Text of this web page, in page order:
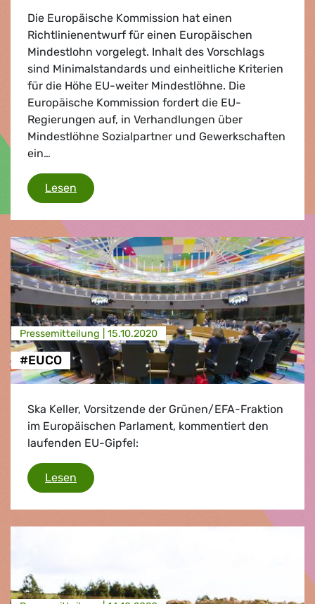
Die Europäische Kommission hat einen
Richtlinienentwurf für einen Europäischen
Mindestlohn vorgelegt. Inhalt des Vorschlags
sind Minimalstandards und einheitliche Kriterien
für die Höhe EU-weiter Mindestlöhne. Die
Europäische Kommission fordert die EU-
Regierungen auf, in Verhandlungen über
Mindestlöhne Sozialpartner und Gewerkschaften
ein…
Lesen Europäischer Mindestlohn
Presse­mitteilung | 15.10.2020
#EUCO
Ska Keller, Vorsitzende der Grünen/EFA-Fraktion
im Europäischen Parlament, kommentiert den
laufenden EU-Gipfel:
Lesen #EUCO